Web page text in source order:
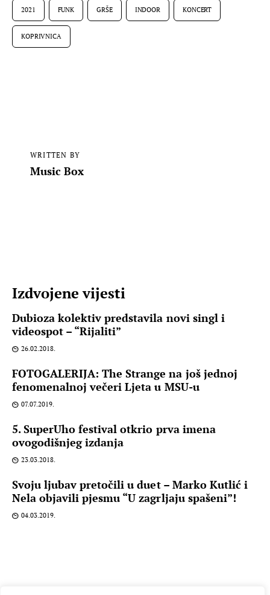
2021 FUNK GRŠE INDOOR KONCERT
KOPRIVNICA
WRITTEN BY
Music Box
Izdvojene vijesti
Dubioza kolektiv predstavila novi singl i
videospot – “Rijaliti”
26.02.2018.
FOTOGALERIJA: The Strange na još jednoj
fenomenalnoj večeri Ljeta u MSU-u
07.07.2019.
5. SuperUho festival otkrio prva imena
ovogodišnjeg izdanja
23.03.2018.
Svoju ljubav pretočili u duet – Marko Kutlić i
Nela objavili pjesmu “U zagrljaju spašeni”!
04.03.2019.